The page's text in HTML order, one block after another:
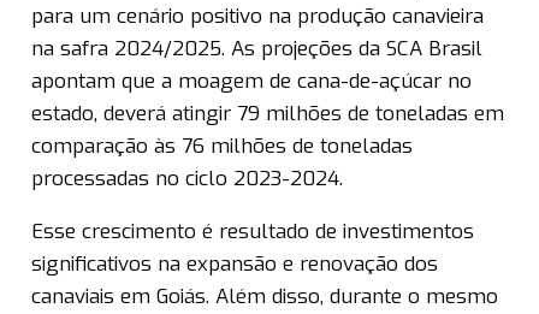
para um cenário positivo na produção canavieira
na safra 2024/2025. As projeções da SCA Brasil
apontam que a moagem de cana-de-açúcar no
estado, deverá atingir 79 milhões de toneladas em
comparação às 76 milhões de toneladas
processadas no ciclo 2023-2024.
Esse crescimento é resultado de investimentos
significativos na expansão e renovação dos
canaviais em Goiás. Além disso, durante o mesmo